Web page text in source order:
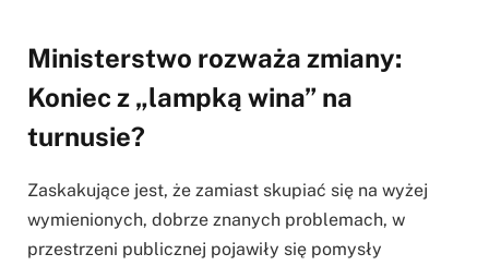
Ministerstwo rozważa zmiany:
Koniec z „lampką wina” na
turnusie?
Zaskakujące jest, że zamiast skupiać się na wyżej
wymienionych, dobrze znanych problemach, w
przestrzeni publicznej pojawiły się pomysły